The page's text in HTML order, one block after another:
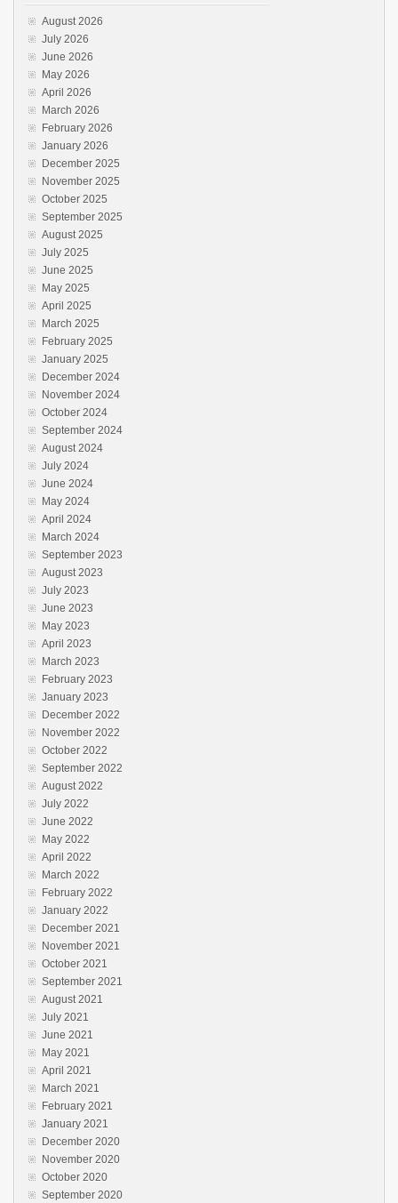
August 2026
July 2026
June 2026
May 2026
April 2026
March 2026
February 2026
January 2026
December 2025
November 2025
October 2025
September 2025
August 2025
July 2025
June 2025
May 2025
April 2025
March 2025
February 2025
January 2025
December 2024
November 2024
October 2024
September 2024
August 2024
July 2024
June 2024
May 2024
April 2024
March 2024
September 2023
August 2023
July 2023
June 2023
May 2023
April 2023
March 2023
February 2023
January 2023
December 2022
November 2022
October 2022
September 2022
August 2022
July 2022
June 2022
May 2022
April 2022
March 2022
February 2022
January 2022
December 2021
November 2021
October 2021
September 2021
August 2021
July 2021
June 2021
May 2021
April 2021
March 2021
February 2021
January 2021
December 2020
November 2020
October 2020
September 2020